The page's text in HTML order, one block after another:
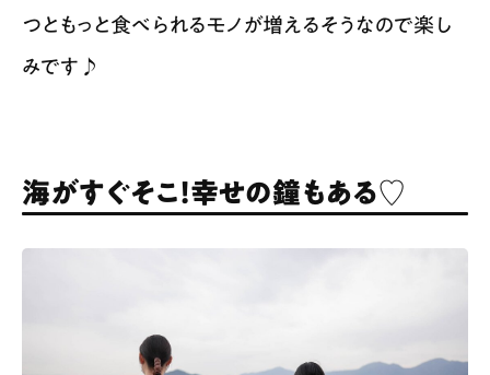
つともっと食べられるモノが増えるそうなので楽し
みです♪
海がすぐそこ！幸せの鐘もある♡